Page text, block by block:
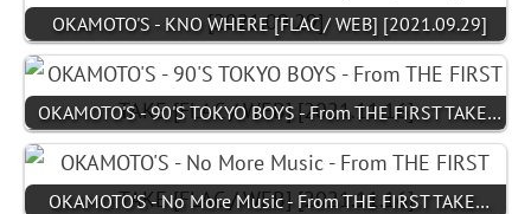
OKAMOTO'S - KNO WHERE [FLAC / WEB] [2021.09.29]
OKAMOTO'S - 90'S TOKYO BOYS - From THE FIRST TAKE…
OKAMOTO'S - No More Music - From THE FIRST TAKE…